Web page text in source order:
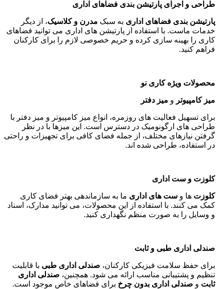
طراحی و اجرای پارتیشن بندی فضاهای اداری
پارتیشن بندی فضاهای اداری به سبک مدرن و کلاسیک، از دیگر
خدمات ماست. با استفاده از پارتیشن های اداری می توانید فضاهای
کاری را بهینه سازی کرده و حریم خصوصی لازم را برای کارکنان
فراهم کنید.
محصولات ویژه کاری نو
میز کامپیوتر و میز دفتر
برای تسهیل فعالیت های روزمره، انواع میز کامپیوتر و میز دفتر با
طراحی های ارگونومیک در دسترس است. این میزها با در نظر
گرفتن نیازهای مختلف، از جمله فضای کافی برای تجهیزات و راحتی
در استفاده، طراحی شده اند.
کلوزت و ست اداری
کلوزت ها و ست های اداری ما به سازماندهی بهتر فضای کاری
کمک می کنند. با استفاده از این محصولات، می توانید مدارک، اسناد
و وسایل را به صورت منظم نگهداری کنید.
صندلی اداری طبی و ثابت
برای حفظ سلامت فیزیکی کارکنان، صندلی اداری طبی با قابلیت
تنظیم و پشتیبانی مناسب ارائه می شود. همچنین، صندلی اداری
ثابت و صندلی اداری بدون چرخ برای فضاهای خاص موجود است.